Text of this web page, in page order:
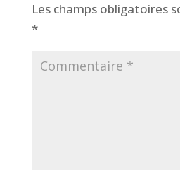
Les champs obligatoires
*